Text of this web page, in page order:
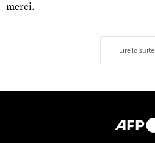
merci.
Lire la suite